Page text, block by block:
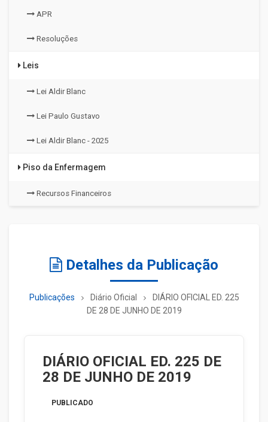
APR
Resoluções
Leis
Lei Aldir Blanc
Lei Paulo Gustavo
Lei Aldir Blanc - 2025
Piso da Enfermagem
Recursos Financeiros
Detalhes da Publicação
Publicações Diário Oficial
DIÁRIO OFICIAL ED. 225
DE 28 DE JUNHO DE 2019
DIÁRIO OFICIAL ED. 225 DE
28 DE JUNHO DE 2019
PUBLICADO